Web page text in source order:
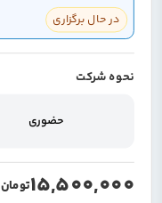
در حال برگزاری
نحوه شرکت
حضوری
15,500,000تومان